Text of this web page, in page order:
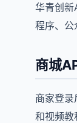
华青创新
程序、公
商城
商家登
和视频教